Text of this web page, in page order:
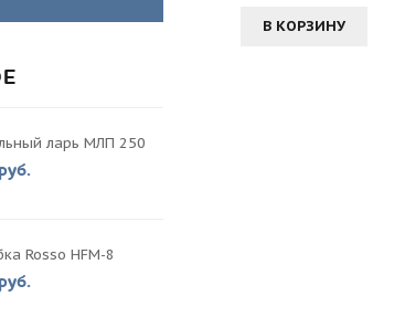
В КОРЗИНУ
ларь МЛП 250
Rosso HFM-8